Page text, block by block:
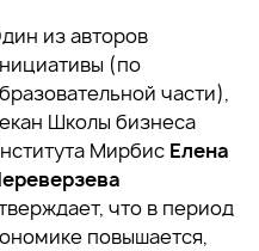
из авторов
(по
части),
Школы бизнеса
Мирбис Елена
что в период
повышается,